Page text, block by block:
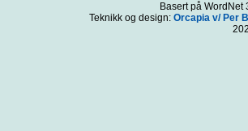
Basert på
Teknikk og design: Orcapia v/ Per